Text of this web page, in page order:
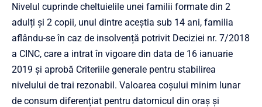
Nivelul cuprinde cheltuielile unei familii formate din 2
adulți și 2 copii, unul dintre aceștia sub 14 ani, familia
aflându-se în caz de insolvență potrivit Deciziei nr. 7/2018
a CINC, care a intrat în vigoare din data de 16 ianuarie
2019 și aprobă Criteriile generale pentru stabilirea
nivelului de trai rezonabil. Valoarea coșului minim lunar
de consum diferențiat pentru datornicul din oraș şi